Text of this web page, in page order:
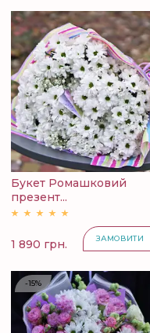
Букет Ромашковий
презент...
1 890 грн. ЗАМОВИТИ
-15%